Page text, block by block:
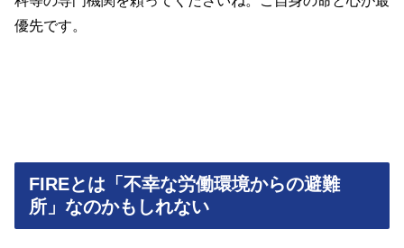
優先です。
FIREとは「不幸な労働環境からの避難
所」なのかもしれない